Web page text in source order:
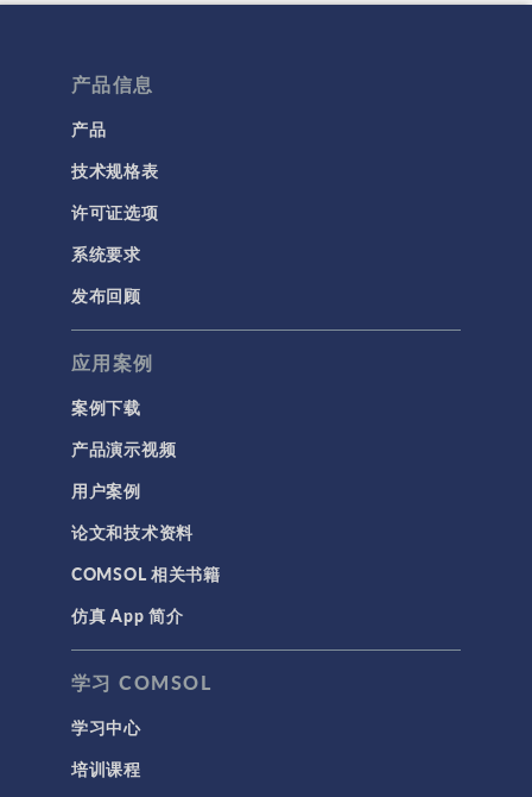
产品信息
产品
技术规格表
许可证选项
系统要求
发布回顾
应用案例
案例下载
产品演示视频
用户案例
论文和技术资料
COMSOL 相关书籍
仿真 App 简介
学习 COMSOL
学习中心
培训课程